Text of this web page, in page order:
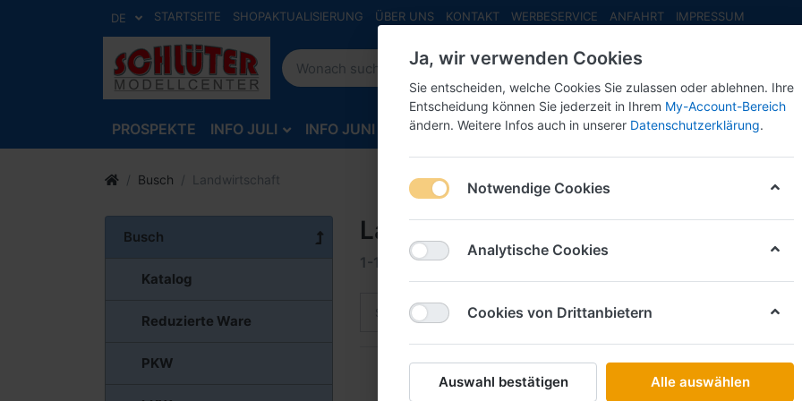
DE STARTSEITE SHOPAKTUALISIERUNG ÜBER UNS KONTAKT WERBESERVICE ANFAHRT IMPRESSUM
PROSPEKTE INFO JULI INFO JUNI INFO MAI NEU EINGETROFFEN NEUHEITEN
Busch Landwirtschaft
Busch
Katalog
Reduzierte Ware
PKW
Landwirtschaft
1-12 von176
Sortiere nach Name: A bis Z
BUSCH
Ja, wir verwenden Cookies
Sie entscheiden, welche Cookies Sie zulassen oder ablehnen. Ihre
Entscheidung können Sie jederzeit in Ihrem My-Account-Bereich
ändern. Weitere Infos auch in unserer Datenschutzerklärung.
Notwendige Cookies
Analytische Cookies
Cookies von Drittanbietern
Auswahl bestätigen Alle auswählen